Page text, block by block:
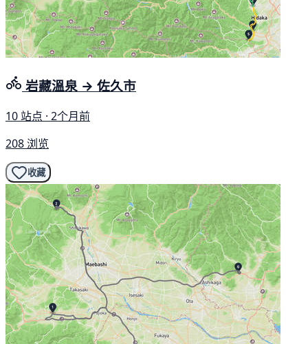
岩藏溫泉 → 佐久市
10 站点 · 2个月前
208 浏览
收藏